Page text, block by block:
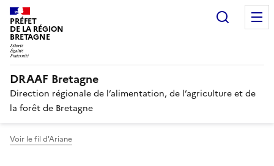
PRÉFET
DE LA RÉGION
BRETAGNE
DRAAF Bretagne
Direction régionale de l’alimentation, de l’agriculture et de
la forêt de Bretagne
Voir le fil d'Ariane